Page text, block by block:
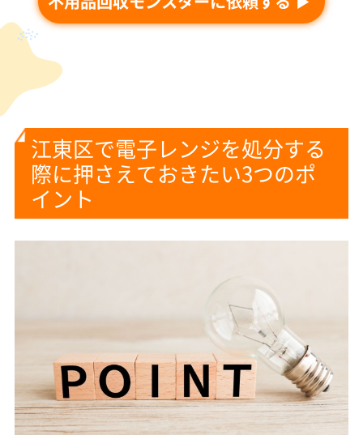
江東区で電子レンジを処分する
際に押さえておきたい3つのポ
イント